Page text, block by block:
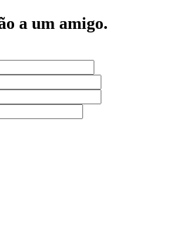
a um amigo.